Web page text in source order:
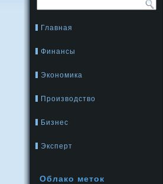
Главная
Финансы
Экономика
Производство
Бизнес
Эксперт
Облако метοк